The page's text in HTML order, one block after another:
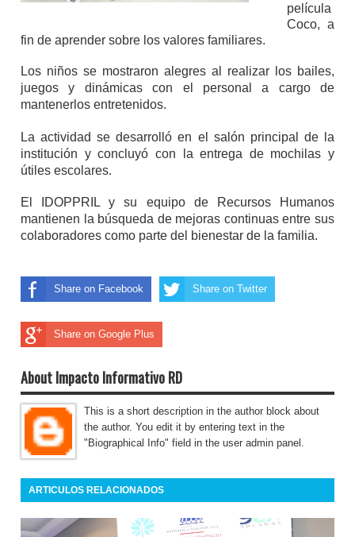
película
Coco, a
fin de aprender sobre los valores familiares.
Los niños se mostraron alegres al realizar los bailes,
juegos y dinámicas con el personal a cargo de
mantenerlos entretenidos.
La actividad se desarrolló en el salón principal de la
institución y concluyó con la entrega de mochilas y
útiles escolares.
El IDOPPRIL y su equipo de Recursos Humanos
mantienen la búsqueda de mejoras continuas entre sus
colaboradores como parte del bienestar de la familia.
Share on Facebook Share on Twitter
Share on Google Plus
About Impacto Informativo RD
This is a short description in the author block about
the author. You edit it by entering text in the
"Biographical Info" field in the user admin panel.
ARTICULOS RELACIONADOS